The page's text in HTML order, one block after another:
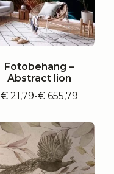
Fotobehang –
Abstract lion
€21,79-€655,79
Prijsklasse:
tot
€ 655,79